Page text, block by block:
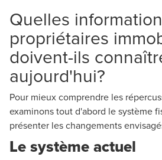
Quelles
propriétaires
doivent-ils
aujourd'hui?
Pour mieux comprendre les
examinons tout d'abord le système
présenter les changements
Le système actuel